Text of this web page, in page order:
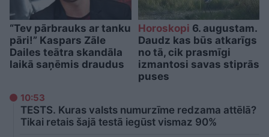
“Tev pārbrauks ar tanku
pāri!” Kaspars Zāle
Dailes teātra skandāla
laikā saņēmis draudus
Horoskopi 6. augustam.
Daudz kas būs atkarīgs
no tā, cik prasmīgi
izmantosi savas stiprās
puses
TESTS. Kuras valsts numurzīme redzama attēlā?
Tikai retais šajā testā iegūst vismaz 90%
10:53